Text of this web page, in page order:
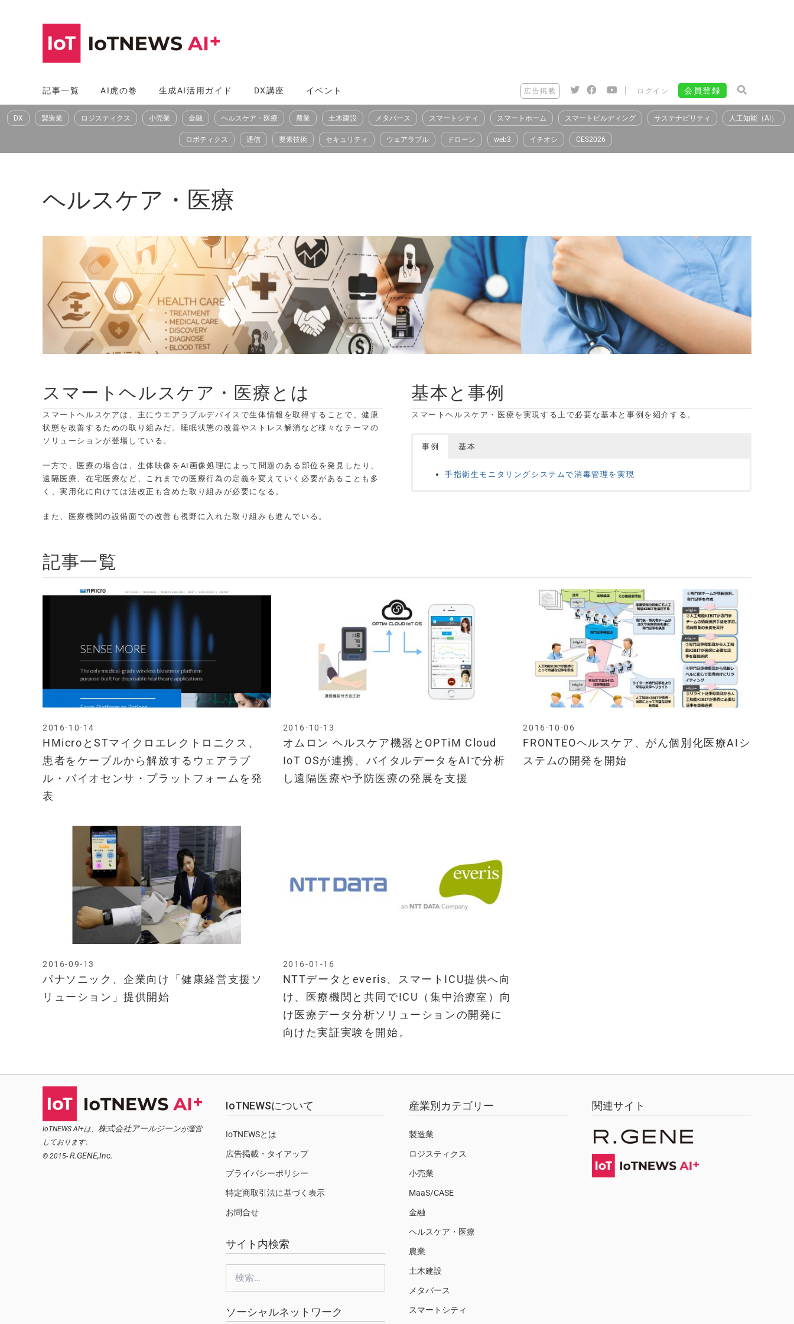
へ
ス
記事一覧 AI虎の巻 生成AI活用ガイド DX講座 イベント 広告掲載 | ログイン 会員登録
DX 製造業 ロジスティクス 小売業 金融 ヘルスケア・医療 農業 土木建設 メタバース スマートシティ スマートホーム スマートビルディング サステナビリティ 人工知能（AI）
ロボティクス 通信 要素技術 セキュリティ ウェアラブル ドローン web3 イチオシ CES2026
ヘルスケア・医療
スマートヘルスケア・医療とは
スマートヘルスケアは、主にウエアラブルデバイスで生体情報を取得することで、健康
状態を改善するための取り組みだ。睡眠状態の改善やストレス解消など様々なテーマの
ソリューションが登場している。
一方で、医療の場合は、生体映像をAI画像処理によって問題のある部位を発見したり、
遠隔医療、在宅医療など、これまでの医療行為の定義を変えていく必要があることも多
く、実用化に向けては法改正も含めた取り組みが必要になる。
また、医療機関の設備面での改善も視野に入れた取り組みも進んでいる。
基本と事例
スマートヘルスケア・医療を実現する上で必要な基本と事例を紹介する。
事例 基本
手指衛生モニタリングシステムで消毒管理を実現
記事一覧
HMicroとSTマイクロエレクトロニクス、
患者をケーブルから解放するウェアラブ
ル・バイオセンサ・プラットフォームを発
表
2016-10-14
オムロン ヘルスケア機器とOPTiM Cloud
IoT OSが連携、バイタルデータをAIで分析
し遠隔医療や予防医療の発展を支援
2016-10-13
FRONTEOヘルスケア、がん個別化医療AIシ
ステムの開発を開始
2016-10-06
パナソニック、企業向け「健康経営支援ソ
リューション」提供開始
2016-09-13
NTTデータとeveris、スマートICU提供へ向
け、医療機関と共同でICU（集中治療室）向
け医療データ分析ソリューションの開発に
向けた実証実験を開始。
2016-01-16
IoTNEWS AI+は、 株式会社アールジーンが運営
しております。
© 2015- R.GENE,Inc.
IoTNEWSについて
IoTNEWSとは
広告掲載・タイアップ
プライバシーポリシー
特定商取引法に基づく表示
お問合せ
サイト内検索
ソーシャルネットワーク
産業別カテゴリー
製造業
ロジスティクス
小売業
MaaS/CASE
金融
ヘルスケア・医療
農業
土木建設
メタバース
スマートシティ
関連サイト